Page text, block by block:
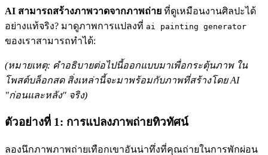
AI สามารถสร้างภาพวาดจากภาพถ่าย ที่ดูเหมือนงานศิลปะได้
อย่างแท้จริง? มาดูภาพการแปลงที่ ai painting generator
ของเราสามารถทำได้:
(หมายเหตุ: คำอธิบายต่อไปนี้ออกแบบมาเพื่อกระตุ้นภาพ ใน
โพสต์บล็อกสด สิ่งเหล่านี้จะมาพร้อมกับภาพที่สร้างโดย AI
"ก่อนและหลัง" จริง)
ตัวอย่างที่ 1: การแปลงภาพถ่ายทิวทัศน์
ลองนึกภาพภาพถ่ายเทือกเขาอันน่าทึ่งที่คุณถ่ายในการพักผ่อน